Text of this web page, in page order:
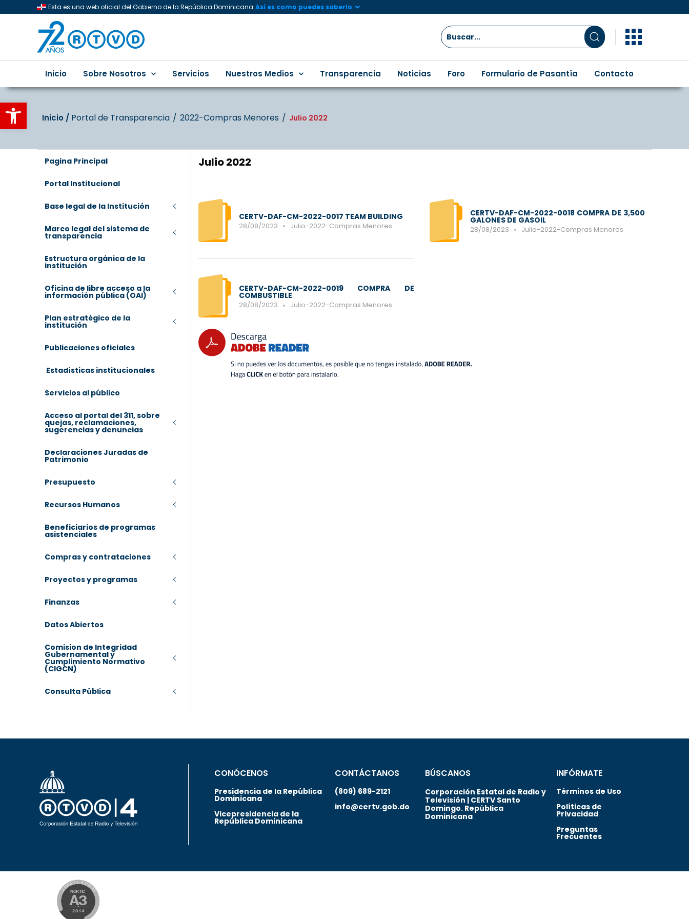
Abrir barra de herramientas
Esta es una web oficial del Gobierno de la República Dominicana Así es como puedes saberlo
Inicio Sobre Nosotros Servicios Nuestros Medios Transparencia Noticias Foro Formulario de Pasantía Contacto
Inicio‎‎ /‎ ‎ Portal de Transparencia 2022-Compras Menores Julio 2022
Pagina Principal
Portal Institucional
Base legal de la Institución
Marco legal del sistema de
transparencia
Estructura orgánica de la
institución
Oficina de libre acceso a la
información pública (OAI)
Plan estratégico de la
institución
Publicaciones oficiales
Estadísticas institucionales
Servicios al público
Acceso al portal del 311, sobre
quejas, reclamaciones,
sugerencias y denuncias
Declaraciones Juradas de
Patrimonio
Presupuesto
Recursos Humanos
Beneficiarios de programas
asistenciales
Compras y contrataciones
Proyectos y programas
Finanzas
Datos Abiertos
Comision de Integridad
Gubernamental y
Cumplimiento Normativo
(CIGCN)
Consulta Pública
Julio 2022
CERTV-DAF-CM-2022-0017 TEAM BUILDING
28/08/2023 Julio-2022-Compras Menores
CERTV-DAF-CM-2022-0018 COMPRA DE 3,500
GALONES DE GASOIL
28/08/2023 Julio-2022-Compras Menores
CERTV-DAF-CM-2022-0019 COMPRA DE
COMBUSTIBLE
28/08/2023 Julio-2022-Compras Menores
CONÓCENOS
Presidencia de la República
Dominicana
Vicepresidencia de la
República Dominicana
CONTÁCTANOS
(809) 689-2121
info@certv.gob.do
BÚSCANOS
Corporación Estatal de Radio y
Televisión | CERTV Santo
Domingo. República
Dominicana
INFÓRMATE
Términos de Uso
Políticas de
Privacidad
Preguntas
Frecuentes